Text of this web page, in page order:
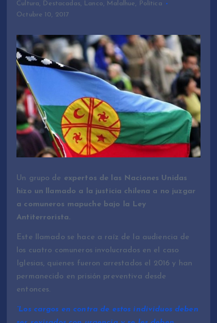
Cultura, Destacadas, Lanco, Malalhue, Política
Octubre 10, 2017
Un grupo de expertos de las Naciones Unidas
hizo un llamado a la justicia chilena a no juzgar
a comuneros mapuche bajo la Ley
Antiterrorista.
Este llamado se hace a raíz de la audiencia de
los cuatro comuneros involucrados en el caso
Iglesias, quienes fueron arrestados el 2016 y han
permanecido en prisión preventiva desde
entonces.
“Los cargos en contra de estos individuos deben